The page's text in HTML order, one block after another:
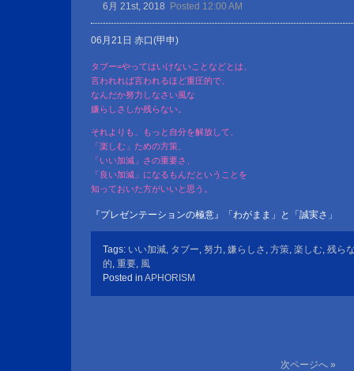
6月 21st, 2018 Posted 12:00 AM
06月21日 赤口(甲申)
タブー=やってはいけないことなどとは、
言われれば言われるほど重圧的で、
なんだか努力しなさい風な
嫌らしさしか残らない。
それよりも、もっと自分を解放して、
「楽しむ」ための方策、
「いい加減」さの重要さ、
「良い加減」になるもんだということを
知っておいた方がいいと思う。
『プレゼンテーションの極意』「わがまま」と「誠実さ」
Tags: いい加減 タブー 努力 嫌らしさ 方策 楽しむ 残ら
的 重要 風
Posted in APHORISM
次ページへ »